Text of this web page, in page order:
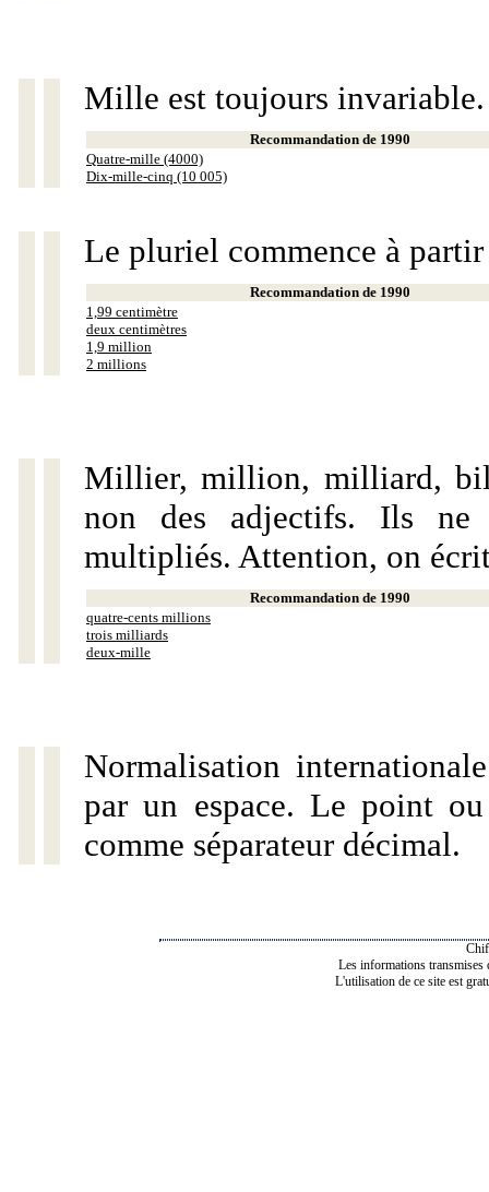
Mille est toujours invariable.
Recommandation de 1990
Quatre-mille (4000)
Dix-mille-cinq (10 005)
Le pluriel commence à
Recommandation de 1990
1,99 centimètre
deux centimètres
1,9 million
2 millions
Millier, million, milliard,
non des adjectifs. Ils ne
multipliés. Attention, on
Recommandation de 1990
quatre-cents millions
trois milliards
deux-mille
Normalisation
par un espace. Le point
comme séparateur décimal.
Les informations transmises
L'utilisation de ce site est